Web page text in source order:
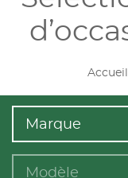
Accueil
Marque
Modèle